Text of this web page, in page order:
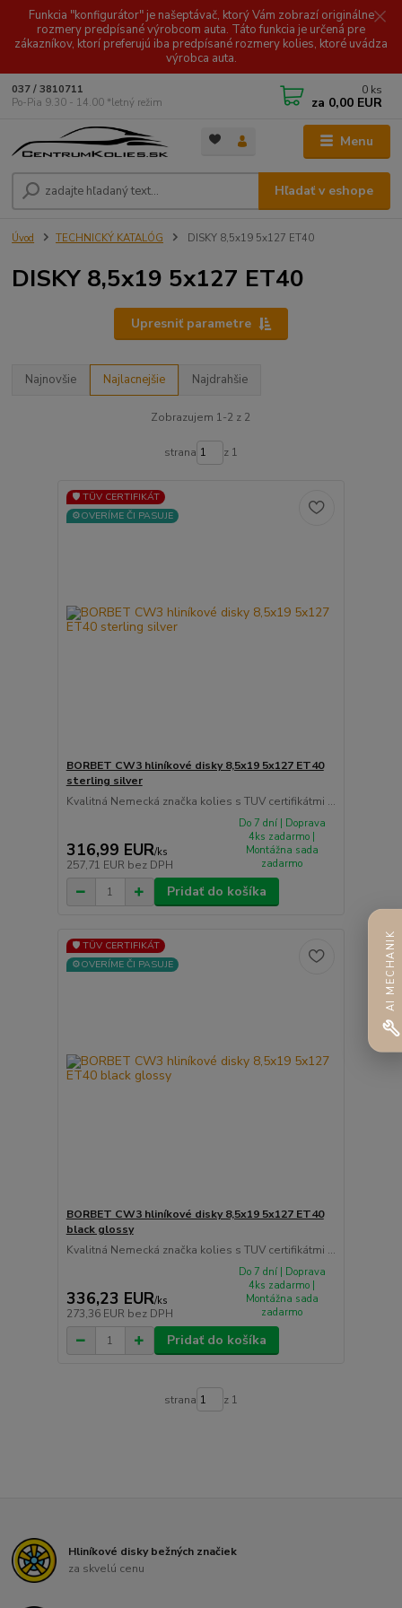
Funkcia "konfigurátor" je našeptávač, ktorý Vám zobrazí originálne
rozmery predpísané výrobcom auta. Táto funkcia je určená pre
zákazníkov, ktorí preferujú iba predpísané rozmery kolies, ktoré uvádza
výrobca auta.
Menu
Hľadať v eshope
037 / 3810711
Po-Pia 9.30 - 14.00 *letný režim
0 ks
za 0,00 EUR
Úvod TECHNICKÝ KATALÓG DISKY 8,5x19 5x127 ET40
DISKY 8,5x19 5x127 ET40
Upresniť parametre
Najnovšie Najlacnejšie Najdrahšie
Zobrazujem 1-2 z 2
strana z 1
🛡️ TÜV CERTIFIKÁT
⚙️OVERÍME ČI PASUJE
BORBET CW3 hliníkové disky 8,5x19 5x127 ET40
sterling silver
Kvalitná Nemecká značka kolies s TUV certifikátmi ...
316,99 EUR/ks
257,71 EUR bez DPH
Do 7 dní | Doprava
4ks zadarmo |
Montážna sada
zadarmo
Pridať do košíka
🛡️ TÜV CERTIFIKÁT
⚙️OVERÍME ČI PASUJE
BORBET CW3 hliníkové disky 8,5x19 5x127 ET40
black glossy
Kvalitná Nemecká značka kolies s TUV certifikátmi ...
336,23 EUR/ks
273,36 EUR bez DPH
Do 7 dní | Doprava
4ks zadarmo |
Montážna sada
zadarmo
Pridať do košíka
strana z 1
Hliníkové disky bežných značiek
za skvelú cenu
AI MECHANIK